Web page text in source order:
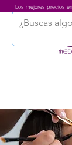
Los mejores precios